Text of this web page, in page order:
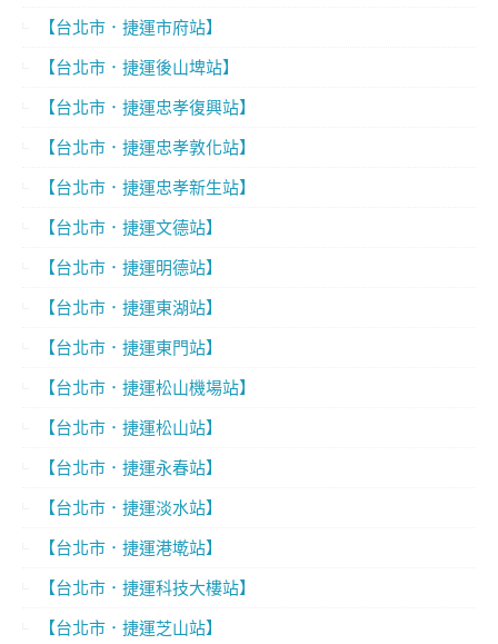
【台北市．捷運市府站】
【台北市．捷運後山埤站】
【台北市．捷運忠孝復興站】
【台北市．捷運忠孝敦化站】
【台北市．捷運忠孝新生站】
【台北市．捷運文德站】
【台北市．捷運明德站】
【台北市．捷運東湖站】
【台北市．捷運東門站】
【台北市．捷運松山機場站】
【台北市．捷運松山站】
【台北市．捷運永春站】
【台北市．捷運淡水站】
【台北市．捷運港墘站】
【台北市．捷運科技大樓站】
【台北市．捷運芝山站】